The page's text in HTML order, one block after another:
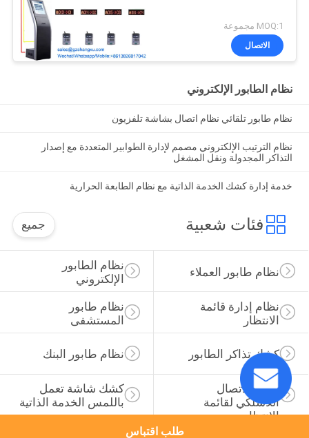
MOQ:1 مجموعة
الاتصال
نظام الطابور الإلكتروني
نظام طابور تلقائي نظام اتصال بشاشة تلفزيون
نظام الترتيب الإلكتروني مصمم لإدارة الطوابير المتعددة مع إصدار
التذاكر المجدولة ونقل المشغل
خدمة إدارة كشك الخدمة الذاتية مع نظام الطابعة الحرارية
فئات شعبية جميع
نظام الطابور
الإلكتروني
نظام طابور العملاء
نظام طابور
المستشفى
نظام إدارة قائمة
الانتظار
نظام طابور البنك كشك تذاكر الطابور
كشك شاشة تعمل
باللمس الخدمة الذاتية
نظام الاتصال
اللاسلكي لقائمة
الانتظار
طلب اقتباس